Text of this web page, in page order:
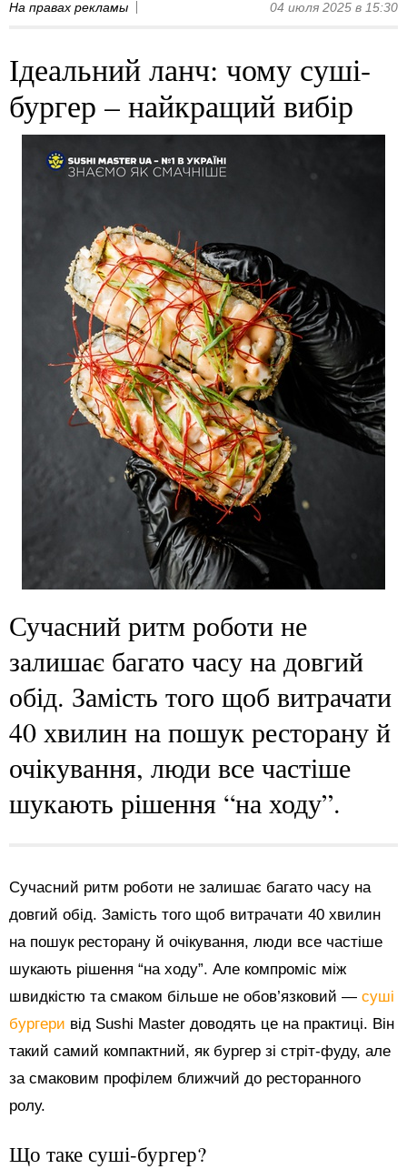
На правах рекламы 04 июля 2025 в 15:30
Ідеальний ланч: чому суші-
бургер – найкращий вибір
Сучасний ритм роботи не
залишає багато часу на довгий
обід. Замість того щоб витрачати
40 хвилин на пошук ресторану й
очікування, люди все частіше
шукають рішення “на ходу”.
Сучасний ритм роботи не залишає багато часу на
довгий обід. Замість того щоб витрачати 40 хвилин
на пошук ресторану й очікування, люди все частіше
шукають рішення “на ходу”. Але компроміс між
швидкістю та смаком більше не обов’язковий — суші
бургери від Sushi Master доводять це на практиці. Він
такий самий компактний, як бургер зі стріт-фуду, але
за смаковим профілем ближчий до ресторанного
ролу.
Що таке суші-бургер?